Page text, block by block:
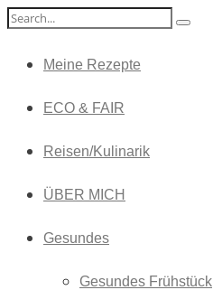
Meine Rezepte
ECO & FAIR
Reisen/Kulinarik
ÜBER MICH
Gesundes
Gesundes Frühstück